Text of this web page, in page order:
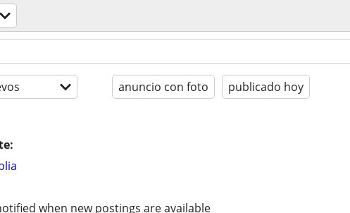
anuncio con foto publicado hoy
when new postings are available